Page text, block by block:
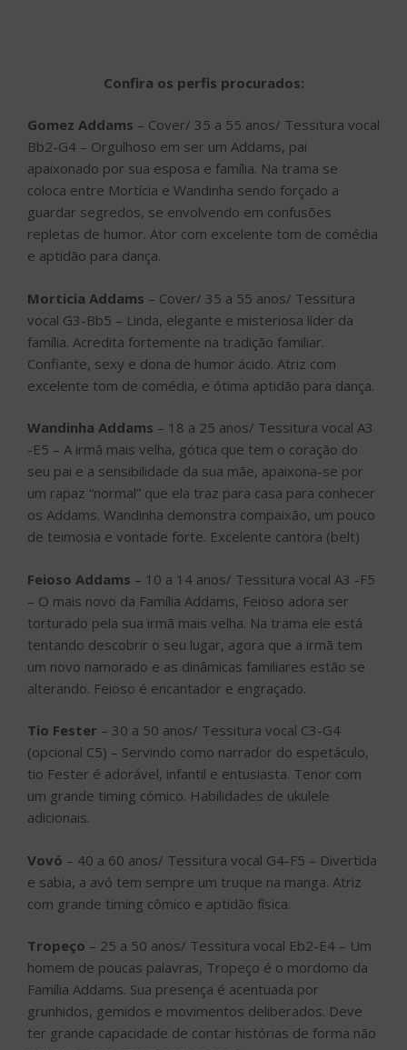
Confira os perfis procurados:
Gomez Addams – Cover/ 35 a 55 anos/ Tessitura vocal
Bb2-G4 – Orgulhoso em ser um Addams, pai
apaixonado por sua esposa e família. Na trama se
coloca entre Mortícia e Wandinha sendo forçado a
guardar segredos, se envolvendo em confusões
repletas de humor. Ator com excelente tom de comédia
e aptidão para dança.
Morticia Addams – Cover/ 35 a 55 anos/ Tessitura
vocal G3-Bb5 – Linda, elegante e misteriosa líder da
família. Acredita fortemente na tradição familiar.
Confiante, sexy e dona de humor ácido. Atriz com
excelente tom de comédia, e ótima aptidão para dança.
Wandinha Addams – 18 a 25 anos/ Tessitura vocal A3
-E5 – A irmã mais velha, gótica que tem o coração do
seu pai e a sensibilidade da sua mãe, apaixona-se por
um rapaz “normal” que ela traz para casa para conhecer
os Addams. Wandinha demonstra compaixão, um pouco
de teimosia e vontade forte. Excelente cantora (belt)
Feioso Addams – 10 a 14 anos/ Tessitura vocal A3 -F5
– O mais novo da Família Addams, Feioso adora ser
torturado pela sua irmã mais velha. Na trama ele está
tentando descobrir o seu lugar, agora que a irmã tem
um novo namorado e as dinâmicas familiares estão se
alterando. Feioso é encantador e engraçado.
Tio Fester – 30 a 50 anos/ Tessitura vocal C3-G4
(opcional C5) – Servindo como narrador do espetáculo,
tio Fester é adorável, infantil e entusiasta. Tenor com
um grande timing cómico. Habilidades de ukulele
adicionais.
Vovó – 40 a 60 anos/ Tessitura vocal G4-F5 – Divertida
e sabia, a avó tem sempre um truque na manga. Atriz
com grande timing cômico e aptidão física.
Tropeço – 25 a 50 anos/ Tessitura vocal Eb2-E4 – Um
homem de poucas palavras, Tropeço é o mordomo da
Família Addams. Sua presença é acentuada por
grunhidos, gemidos e movimentos deliberados. Deve
ter grande capacidade de contar histórias de forma não